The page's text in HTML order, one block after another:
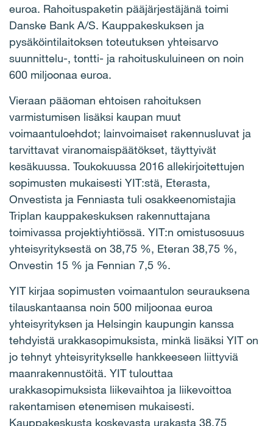
euroa. Rahoituspaketin pääjärjestäjänä toimi
Danske Bank A/S. Kauppakeskuksen ja
pysäköintilaitoksen toteutuksen yhteisarvo
suunnittelu-, tontti- ja rahoituskuluineen on noin
600 miljoonaa euroa.
Vieraan pääoman ehtoisen rahoituksen
varmistumisen lisäksi kaupan muut
voimaantuloehdot; lainvoimaiset rakennusluvat ja
tarvittavat viranomaispäätökset, täyttyivät
kesäkuussa. Toukokuussa 2016 allekirjoitettujen
sopimusten mukaisesti YIT:stä, Eterasta,
Onvestista ja Fenniasta tuli osakkeenomistajia
Triplan kauppakeskuksen rakennuttajana
toimivassa projektiyhtiössä. YIT:n omistusosuus
yhteisyrityksestä on 38,75 %, Eteran 38,75 %,
Onvestin 15 % ja Fennian 7,5 %.
YIT kirjaa sopimusten voimaantulon seurauksena
tilauskantaansa noin 500 miljoonaa euroa
yhteisyrityksen ja Helsingin kaupungin kanssa
tehdyistä urakkasopimuksista, minkä lisäksi YIT on
jo tehnyt yhteisyritykselle hankkeeseen liittyviä
maanrakennustöitä. YIT tulouttaa
urakkasopimuksista liikevaihtoa ja liikevoittoa
rakentamisen etenemisen mukaisesti.
Kauppakeskusta koskevasta urakasta 38,75